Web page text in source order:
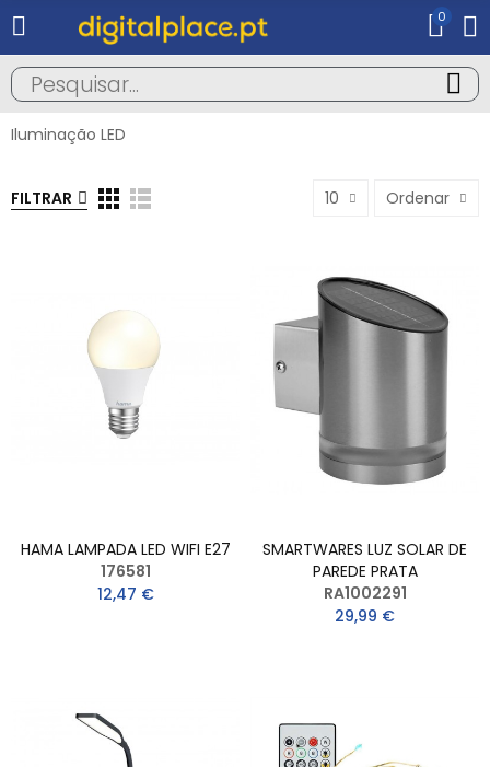
0
Iluminação LED
FILTRAR 10 Ordenar
HAMA LAMPADA LED WIFI E27
176581
12,47 €
SMARTWARES LUZ SOLAR DE
PAREDE PRATA
RA1002291
29,99 €